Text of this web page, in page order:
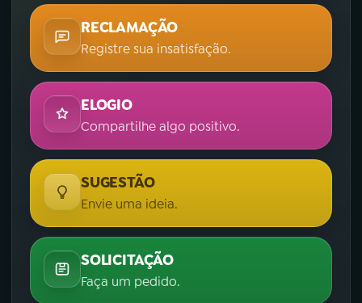
RECLAMAÇÃO
Registre sua insatisfação.
ELOGIO
Compartilhe algo positivo.
SUGESTÃO
Envie uma ideia.
SOLICITAÇÃO
Faça um pedido.